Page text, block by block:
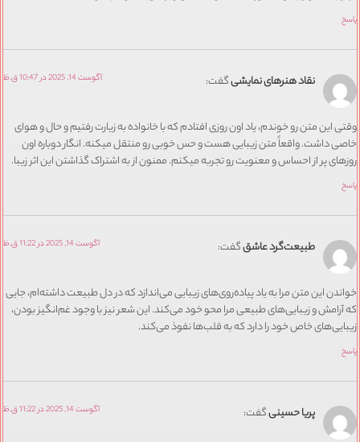
نقاد هنرهای نمایشیگفت: آگوست 14, 2025 در 10:47 ق.ظ
این متن رو خوندم، یاد اون روزی افتادم که با خانواده به زیارت رفتیم و حال و هوای
داشت. واقعاً متن زیبایی هست و حس خوبی رو منتقل میکنه. انگار دوباره اون
پر از احساس و معنویت رو تجربه میکنم. ممنون از به اشتراک گذاشتن این اثر زیبا.
طبیعت‌گرد عاشقگفت: آگوست 14, 2025 در 11:22 ق.ظ
این متن مرا به یاد پیاده‌روی‌های زیبایی می‌اندازد که در دل طبیعت داشته‌ام، جایی
و زیبایی‌های طبیعی مرا محو خود می‌کند. این شعر نیز با وجود غم‌انگیز بودن،
خاص خود را دارد که به قلب‌ها نفوذ می‌کند.
پریا حسینیگفت: آگوست 14, 2025 در 11:22 ق.ظ